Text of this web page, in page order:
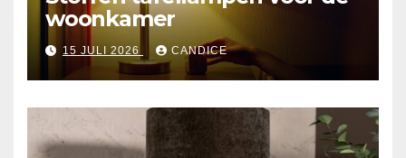
woonkamer
15 JULI 2026 CANDICE